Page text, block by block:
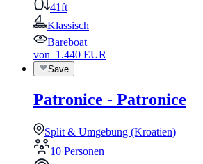
41ft
Klassisch
Bareboat
von 1.440 EUR
Save
Patronice - Patronice
Split & Umgebung (Kroatien)
10 Personen